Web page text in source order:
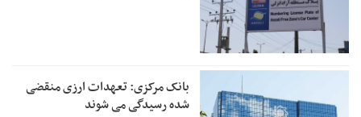
بانک مرکزی: تعهدات ارزی منقضی
شده رسیدگی می شوند